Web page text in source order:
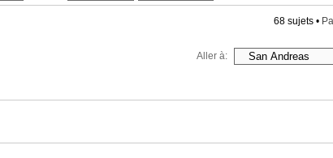
68 sujets •
Aller à: